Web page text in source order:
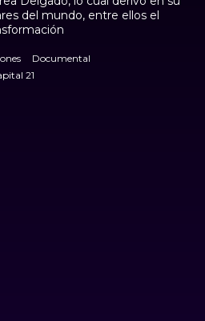
del mundo, entre ellos el
Documental
21